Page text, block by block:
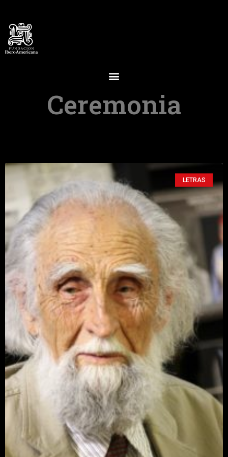
Ceremonia
LETRAS